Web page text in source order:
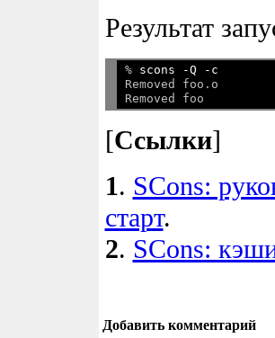
Результат
% scons -Q -c
Removed foo.o
[Ссылки]
1. SCons:
старт.
2. SCons:
Добавить комментарий